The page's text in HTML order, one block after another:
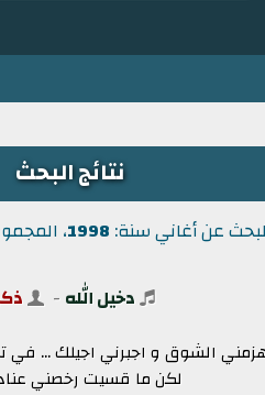
نتائج البحث
عن أغاني سنة: 1998، المجموع: 208
دخيل الله -
هزمني الشوق و اجبرني اجيلك ...
لكن ما قسيت رخصني